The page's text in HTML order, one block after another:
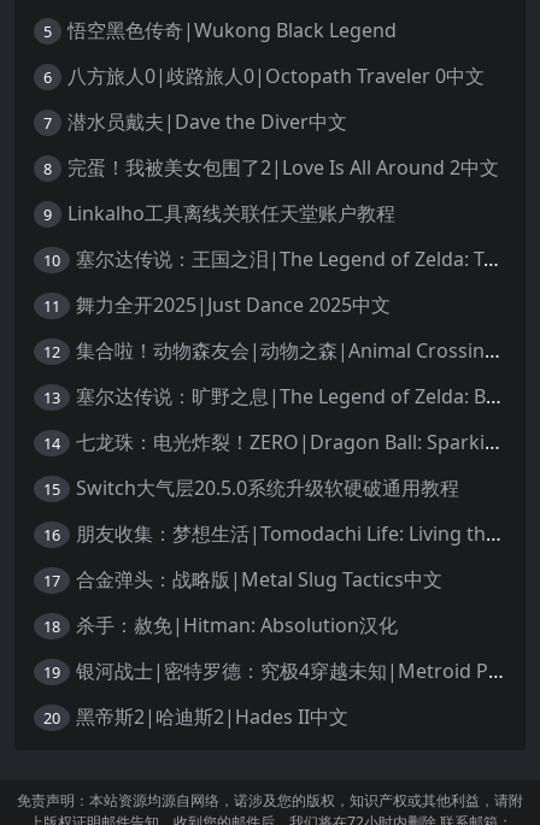
5 悟空黑色传奇|Wukong Black Legend
6 八方旅人0|歧路旅人0|Octopath Traveler 0中文
7 潜水员戴夫|Dave the Diver中文
8 完蛋！我被美女包围了2|Love Is All Around 2中文
9 Linkalho工具离线关联任天堂账户教程
10 塞尔达传说：王国之泪|The Legend of Zelda: Tears of the Kingdom中文
11 舞力全开2025|Just Dance 2025中文
12 集合啦！动物森友会|动物之森|Animal Crossing: New Horizons中文
13 塞尔达传说：旷野之息|The Legend of Zelda: Breath of the Wild中文
14 七龙珠：电光炸裂！ZERO|Dragon Ball: Sparking! Zero中文
15 Switch大气层20.5.0系统升级软硬破通用教程
16 朋友收集：梦想生活|Tomodachi Life: Living the Dream中文
17 合金弹头：战略版|Metal Slug Tactics中文
18 杀手：赦免|Hitman: Absolution汉化
19 银河战士|密特罗德：究极4穿越未知|Metroid Prime 4: Beyond中文
20 黑帝斯2|哈迪斯2|Hades II中文
免责声明：本站资源均源自网络，诺涉及您的版权，知识产权或其他利益，请附